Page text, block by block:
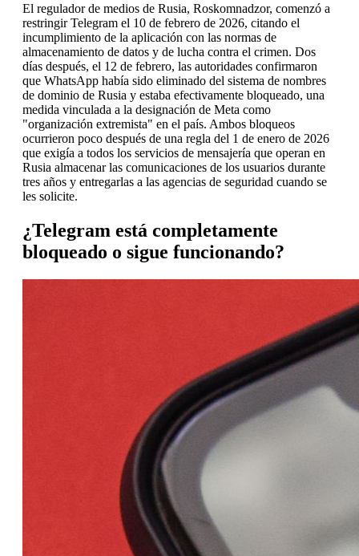
El regulador de medios de Rusia, Roskomnadzor, comenzó a
restringir Telegram el 10 de febrero de 2026, citando el
incumplimiento de la aplicación con las normas de
almacenamiento de datos y de lucha contra el crimen. Dos
días después, el 12 de febrero, las autoridades confirmaron
que WhatsApp había sido eliminado del sistema de nombres
de dominio de Rusia y estaba efectivamente bloqueado, una
medida vinculada a la designación de Meta como
"organización extremista" en el país. Ambos bloqueos
ocurrieron poco después de una regla del 1 de enero de 2026
que exigía a todos los servicios de mensajería que operan en
Rusia almacenar las comunicaciones de los usuarios durante
tres años y entregarlas a las agencias de seguridad cuando se
les solicite.
¿Telegram está completamente
bloqueado o sigue funcionando?